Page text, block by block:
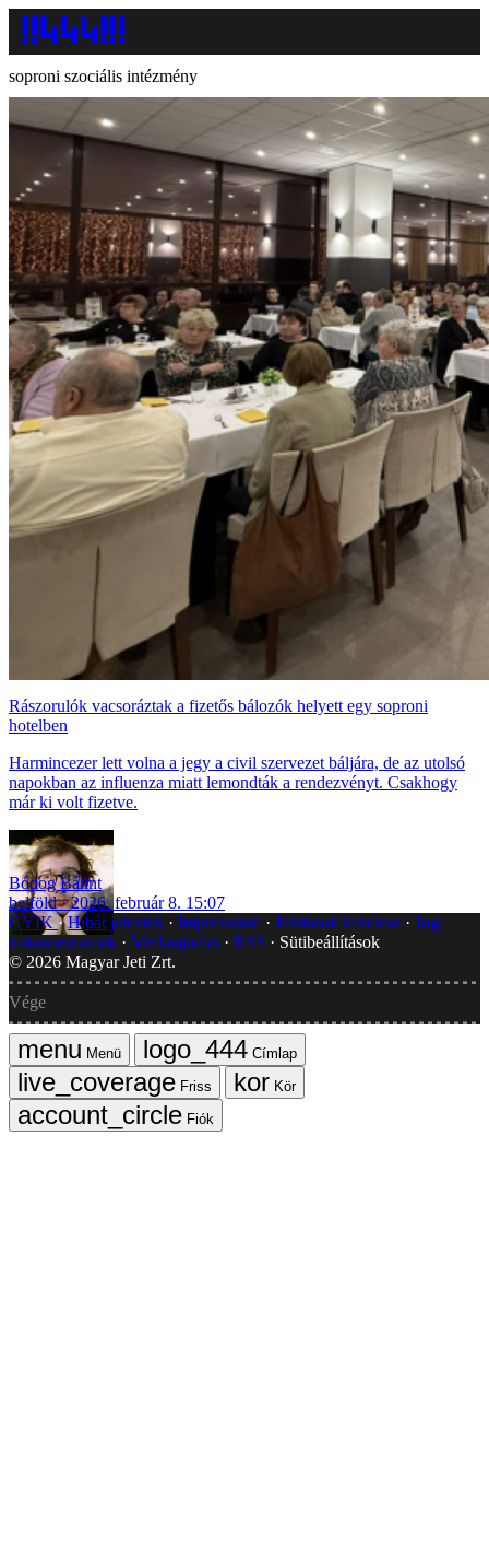
soproni szociális intézmény
Rászorulók vacsoráztak a fizetős bálozók helyett egy soproni
hotelben
Harmincezer lett volna a jegy a civil szervezet báljára, de az utolsó
napokban az influenza miatt lemondták a rendezvényt. Csakhogy
már ki volt fizetve.
Bódog Bálint
belföld
2026. február 8. 15:07
GYIK Hibát jelentek Impresszum Javítások kezelése
Jogi
dokumentumok
Médiaajánlat RSS
Sütibeállítások
© 2026 Magyar Jeti Zrt.
Vége
Menü
Címlap
Friss
Kör
Fiók